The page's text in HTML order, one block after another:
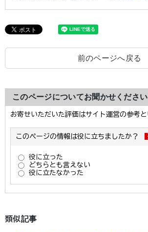
前のページへ戻る
このページについてお聞かせください
類似記事